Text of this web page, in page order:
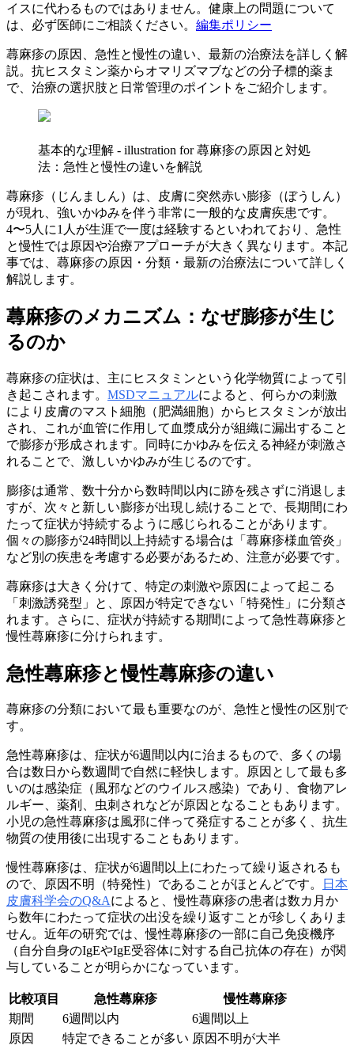
イスに代わるものではありません。健康上の問題について
は、必ず医師にご相談ください。 編集ポリシー
蕁麻疹の原因、急性と慢性の違い、最新の治療法を詳しく解
説。抗ヒスタミン薬からオマリズマブなどの分子標的薬ま
で、治療の選択肢と日常管理のポイントをご紹介します。
基本的な理解 - illustration for 蕁麻疹の原因と対処
法：急性と慢性の違いを解説
蕁麻疹（じんましん）は、皮膚に突然赤い膨疹（ぼうしん）
が現れ、強いかゆみを伴う非常に一般的な皮膚疾患です。
4〜5人に1人が生涯で一度は経験するといわれており、急性
と慢性では原因や治療アプローチが大きく異なります。本記
事では、蕁麻疹の原因・分類・最新の治療法について詳しく
解説します。
蕁麻疹のメカニズム：なぜ膨疹が生じ
るのか
蕁麻疹の症状は、主にヒスタミンという化学物質によって引
き起こされます。 MSDマニュアルによると、何らかの刺激
により皮膚のマスト細胞（肥満細胞）からヒスタミンが放出
され、これが血管に作用して血漿成分が組織に漏出すること
で膨疹が形成されます。同時にかゆみを伝える神経が刺激さ
れることで、激しいかゆみが生じるのです。
膨疹は通常、数十分から数時間以内に跡を残さずに消退しま
すが、次々と新しい膨疹が出現し続けることで、長期間にわ
たって症状が持続するように感じられることがあります。
個々の膨疹が24時間以上持続する場合は「蕁麻疹様血管炎」
など別の疾患を考慮する必要があるため、注意が必要です。
蕁麻疹は大きく分けて、特定の刺激や原因によって起こる
「刺激誘発型」と、原因が特定できない「特発性」に分類さ
れます。さらに、症状が持続する期間によって急性蕁麻疹と
慢性蕁麻疹に分けられます。
急性蕁麻疹と慢性蕁麻疹の違い
蕁麻疹の分類において最も重要なのが、急性と慢性の区別で
す。
急性蕁麻疹は、症状が6週間以内に治まるもので、多くの場
合は数日から数週間で自然に軽快します。原因として最も多
いのは感染症（風邪などのウイルス感染）であり、食物アレ
ルギー、薬剤、虫刺されなどが原因となることもあります。
小児の急性蕁麻疹は風邪に伴って発症することが多く、抗生
物質の使用後に出現することもあります。
慢性蕁麻疹は、症状が6週間以上にわたって繰り返されるも
ので、原因不明（特発性）であることがほとんどです。
日本
皮膚科学会のQ&Aによると、慢性蕁麻疹の患者は数カ月か
ら数年にわたって症状の出没を繰り返すことが珍しくありま
せん。近年の研究では、慢性蕁麻疹の一部に自己免疫機序
（自分自身のIgEやIgE受容体に対する自己抗体の存在）が関
与していることが明らかになっています。
比較項目 急性蕁麻疹
慢性蕁麻疹
期間
6週間以内
6週間以上
原因
特定できることが多い 原因不明が大半